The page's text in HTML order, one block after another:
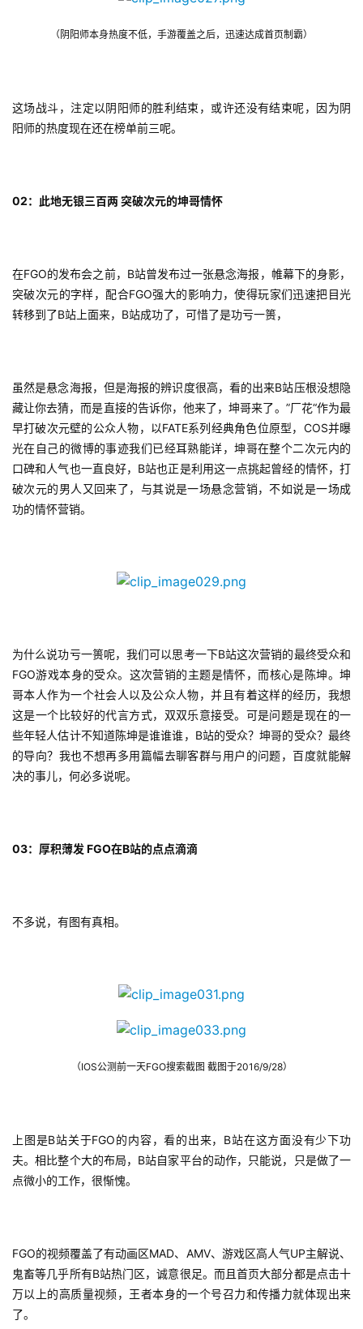
（阴阳师本身热度不低，手游覆盖之后，迅速达成首页制霸）
这场战斗，注定以阴阳师的胜利结束，或许还没有结束呢，因为阴
阳师的热度现在还在榜单前三呢。
02：此地无银三百两 突破次元的坤哥情怀
在FGO的发布会之前，B站曾发布过一张悬念海报，帷幕下的身影，
突破次元的字样，配合FGO强大的影响力，使得玩家们迅速把目光
转移到了B站上面来，B站成功了，可惜了是功亏一篑，
虽然是悬念海报，但是海报的辨识度很高，看的出来B站压根没想隐
藏让你去猜，而是直接的告诉你，他来了，坤哥来了。”厂花“作为最
早打破次元壁的公众人物，以FATE系列经典角色位原型，COS并曝
光在自己的微博的事迹我们已经耳熟能详，坤哥在整个二次元内的
口碑和人气也一直良好，B站也正是利用这一点挑起曾经的情怀，打
破次元的男人又回来了，与其说是一场悬念营销，不如说是一场成
功的情怀营销。
为什么说功亏一篑呢，我们可以思考一下B站这次营销的最终受众和
FGO游戏本身的受众。这次营销的主题是情怀，而核心是陈坤。坤
哥本人作为一个社会人以及公众人物，并且有着这样的经历，我想
这是一个比较好的代言方式，双双乐意接受。可是问题是现在的一
些年轻人估计不知道陈坤是谁谁谁，B站的受众？坤哥的受众？最终
的导向？我也不想再多用篇幅去聊客群与用户的问题，百度就能解
决的事儿，何必多说呢。
03：厚积薄发 FGO在B站的点点滴滴
不多说，有图有真相。
（IOS公测前一天FGO搜索截图 截图于2016/9/28）
上图是B站关于FGO的内容，看的出来，B站在这方面没有少下功
夫。相比整个大的布局，B站自家平台的动作，只能说，只是做了一
点微小的工作，很惭愧。
FGO的视频覆盖了有动画区MAD、AMV、游戏区高人气UP主解说、
鬼畜等几乎所有B站热门区，诚意很足。而且首页大部分都是点击十
万以上的高质量视频，王者本身的一个号召力和传播力就体现出来
了。